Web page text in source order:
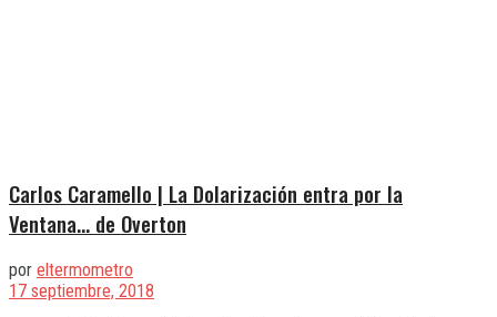
Carlos Caramello | La Dolarización entra por la
Ventana… de Overton
por eltermometro
17 septiembre, 2018